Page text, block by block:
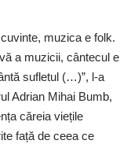
muzica e folk.
a muzicii, cântecul e
sufletul (…)”, l-a
Adrian Mihai Bumb,
căreia viețile
față de ceea ce